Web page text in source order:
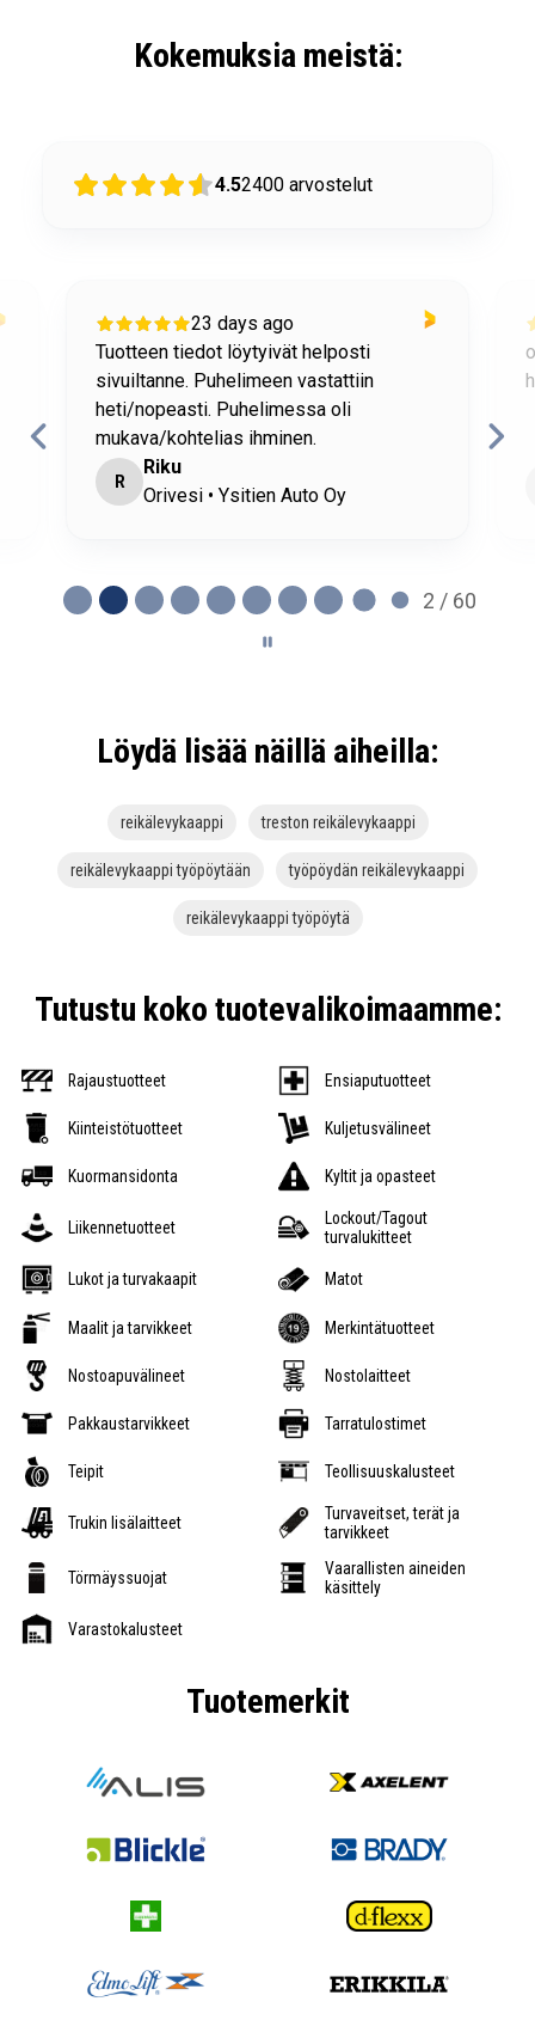
Kokemuksia meistä:
4.52400 arvostelut
23 days ago
Tuotteen tiedot löytyivät helposti
sivuiltanne. Puhelimeen vastattiin
heti/nopeasti. Puhelimessa oli
mukava/kohtelias ihminen.
R
Riku
Orivesi • Ysitien Auto Oy
2 / 60
Löydä lisää näillä aiheilla:
reikälevykaappi treston reikälevykaappi
reikälevykaappi työpöytään työpöydän reikälevykaappi
reikälevykaappi työpöytä
Tutustu koko tuotevalikoimaamme:
Rajaustuotteet Ensiaputuotteet
Kiinteistötuotteet Kuljetusvälineet
Kuormansidonta Kyltit ja opasteet
Liikennetuotteet
Lockout/Tagout
turvalukitteet
Lukot ja turvakaapit Matot
Maalit ja tarvikkeet Merkintätuotteet
Nostoapuvälineet Nostolaitteet
Pakkaustarvikkeet Tarratulostimet
Teipit Teollisuuskalusteet
Trukin lisälaitteet
Turvaveitset, terät ja
tarvikkeet
Törmäyssuojat
Vaarallisten aineiden
käsittely
Varastokalusteet
Tuotemerkit